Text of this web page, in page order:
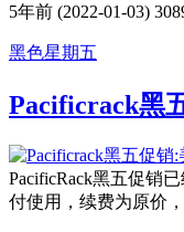
5年前 (2022-01-03)
黑色星期五
Pacificrack黑
PacificRack黑五促销
付使用，续费为原价